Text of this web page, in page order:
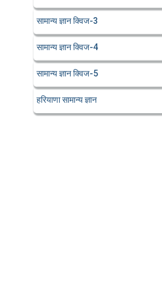
सामान्य ज्ञान क्विज-3
सामान्य ज्ञान क्विज-4
सामान्य ज्ञान क्विज-5
हरियाणा सामान्य ज्ञान